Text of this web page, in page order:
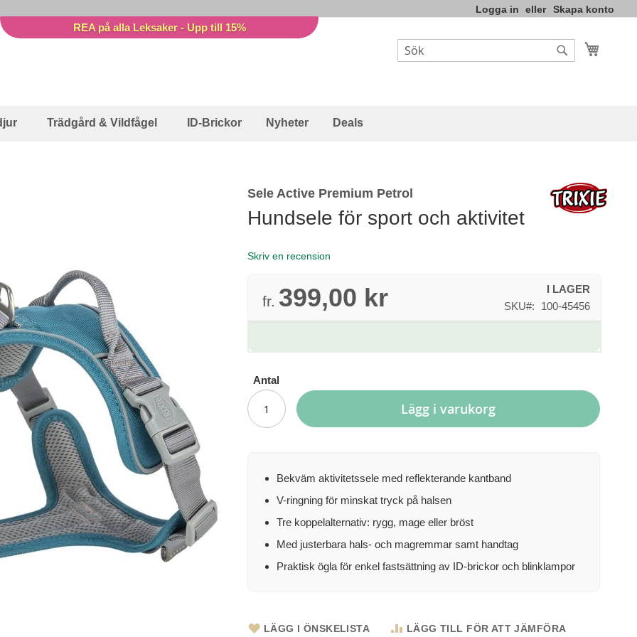
Logga in Skapa konto
REA på alla Leksaker - Upp till 15%
Sök
Trädgård & Vildfågel ID-Brickor Nyheter Deals
Sele Active Premium Petrol
Hundsele för sport och aktivitet
Skriv en recension
fr. 399,00 kr
I LAGER
SKU
100-45456
Antal
Lägg i varukorg
Bekväm aktivitetssele med reflekterande kantband
V-ringning för minskat tryck på halsen
Tre koppelalternativ: rygg, mage eller bröst
Med justerbara hals- och magremmar samt handtag
Praktisk ögla för enkel fastsättning av ID-brickor och blinklampor
LÄGG I ÖNSKELISTA LÄGG TILL FÖR ATT JÄMFÖRA